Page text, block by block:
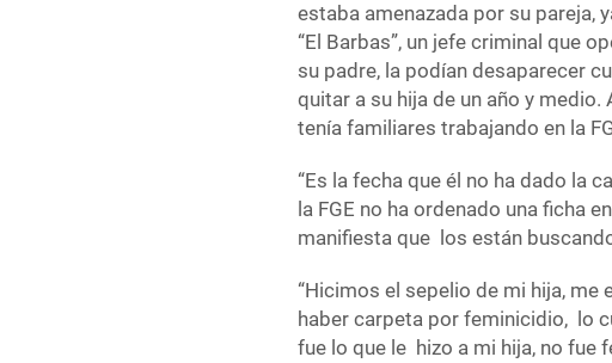
estaba amenazada por su pareja,
“El Barbas”, un jefe criminal que
su padre, la podían desaparecer
quitar a su hija de un año y
tenía familiares trabajando en la
“Es la fecha que él no ha dado la
la FGE no ha ordenado una ficha
manifiesta que los están
“Hicimos el sepelio de mi hija,
haber carpeta por feminicidio, lo
fue lo que le hizo a mi hija, no